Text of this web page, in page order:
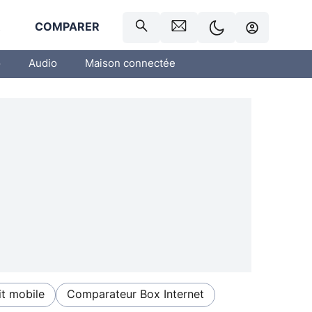
COMPARER
Audio Maison connectée
mobile Comparateur Box Internet